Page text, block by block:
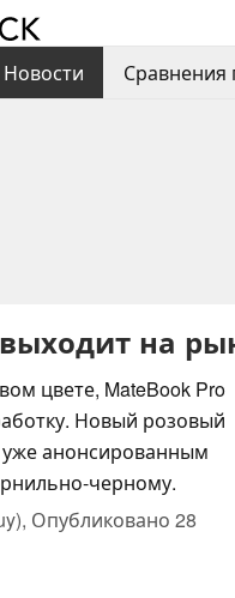
Новости Сравнения
на
цвете, MateBook Pro
Новый розовый
уже анонсированным
черному.
Опубликовано 28